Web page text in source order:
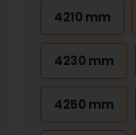
4210 mm
4230 mm
4250 mm